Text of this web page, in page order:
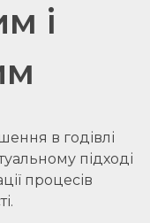
і
в годівлі
підході
процесів